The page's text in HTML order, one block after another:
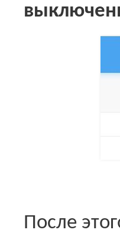
После